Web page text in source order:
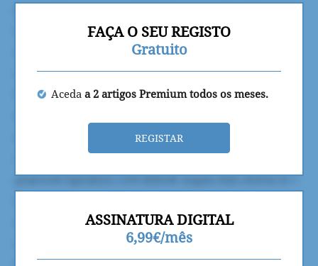
FAÇA O SEU REGISTO
Gratuito
Aceda a 2 artigos Premium todos os meses.
REGISTAR
ASSINATURA DIGITAL
6,99€/mês